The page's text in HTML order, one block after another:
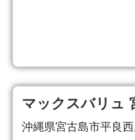
マックスバリュ
沖縄県宮古島市平良